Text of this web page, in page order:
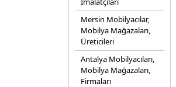
Mersin Mobilyacılar,
Mobilya Mağazaları,
Üreticileri
Antalya Mobilyacıları,
Mobilya Mağazaları,
Firmaları